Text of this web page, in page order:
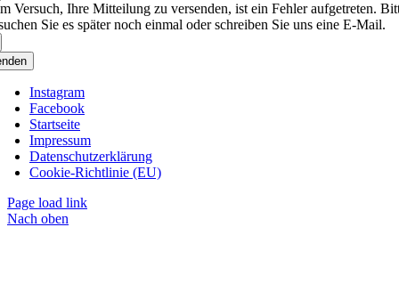
Versuch, Ihre Mitteilung zu versenden, ist ein Fehler aufgetreten.
Sie es später noch einmal oder schreiben Sie uns eine E-Mail.
Instagram
Facebook
Startseite
Impressum
Datenschutzerklärung
Cookie-Richtlinie (EU)
Page load link
Nach oben